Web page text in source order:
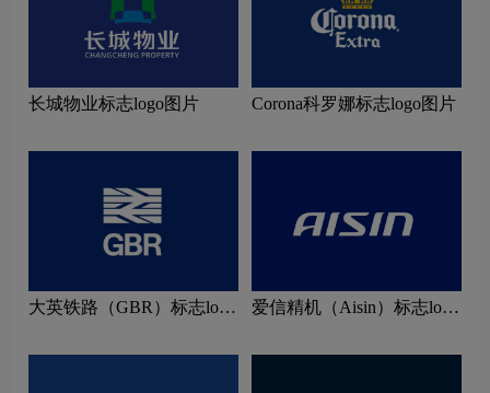
长城物业标志logo图片 Corona科罗娜标志logo图片
大英铁路（GBR）标志logo
爱信精机（Aisin）标志logo